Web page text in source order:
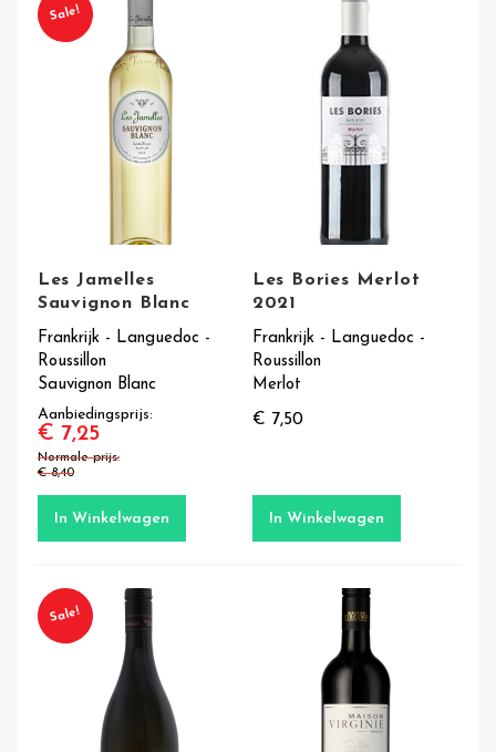
Sale!
Les Jamelles
Sauvignon Blanc
Frankrijk - Languedoc -
Roussillon
Sauvignon Blanc
Aanbiedingsprijs
€ 7,25
Normale prijs
€ 8,40
In Winkelwagen
Les Bories Merlot
2021
Frankrijk - Languedoc -
Roussillon
Merlot
€ 7,50
In Winkelwagen
Sale!